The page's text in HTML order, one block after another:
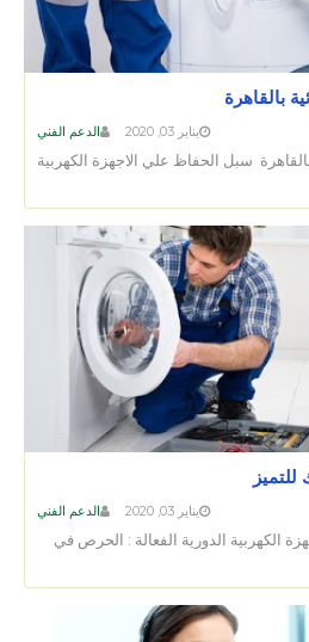
بالقاهرة
الدعم الفني يناير 03, 2020
بالقاهرة سبل الحفاظ علي الاجهزة الكهربية
الدعم الفني يناير 03, 2020
الكهربية الدورية الفعالة : الحرص في